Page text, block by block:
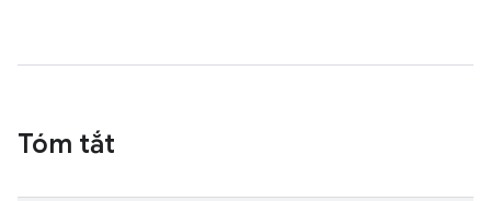
Tóm tắt